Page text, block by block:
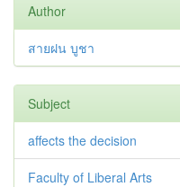
Author
สายฝน บูชา
Subject
affects the decision
Faculty of Liberal Arts